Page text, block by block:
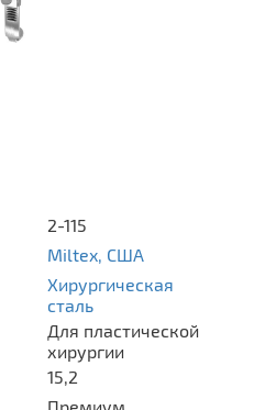
2-115
Miltex, США
Хирургическая
сталь
Для пластической
хирургии
15,2